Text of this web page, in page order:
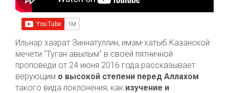
Ильнар хазрат Зиннатуллин, имам-хатыб Казанской
мечети "Туган авылым" в своей пятничной
проповеди от 24 июня 2016 года рассказывает
верующим о высокой степени перед Аллахом
такого вида поклонения, как изучение и